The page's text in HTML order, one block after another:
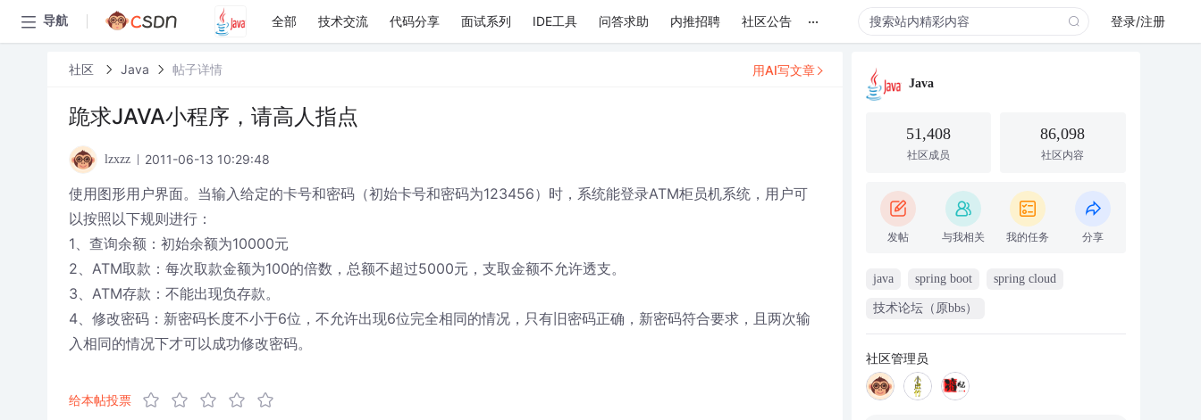
导航 全部 技术交流 代码分享 面试系列 IDE工具 问答求助 内推招聘 社区公告 ... 登录/注册
社区 Java 帖子详情
跪求JAVA小程序，请高人指点
lzxzz 2011-06-13 10:29:48
使用图形用户界面。当输入给定的卡号和密码（初始卡号和密码为123456）时，系统能登录ATM柜员机系统，用户可
以按照以下规则进行：
1、查询余额：初始余额为10000元
2、ATM取款：每次取款金额为100的倍数，总额不超过5000元，支取金额不允许透支。
3、ATM存款：不能出现负存款。
4、修改密码：新密码长度不小于6位，不允许出现6位完全相同的情况，只有旧密码正确，新密码符合要求，且两次输
入相同的情况下才可以成功修改密码。
给本帖投票
用AI写文章
Java
51,408
社区成员
86,098
社区内容
发帖 与我相关 我的任务 分享
java spring boot spring cloud
技术论坛（原bbs）
社区管理员